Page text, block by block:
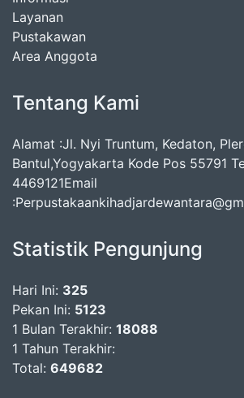
Layanan
Pustakawan
Area Anggota
Tentang Kami
Alamat :Jl. Nyi Truntum, Kedaton,
Bantul,Yogyakarta Kode Pos 55791
4469121Email
Statistik Pengunjung
Hari Ini: 325
Pekan Ini: 5123
1 Bulan Terakhir: 18088
1 Tahun Terakhir:
Total: 649682